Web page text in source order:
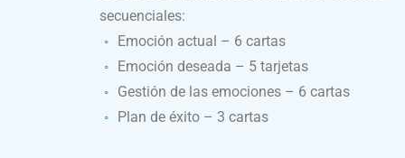
secuenciales:
Emoción actual – 6 cartas
Emoción deseada – 5 tarjetas
Gestión de las emociones – 6 cartas
Plan de éxito – 3 cartas